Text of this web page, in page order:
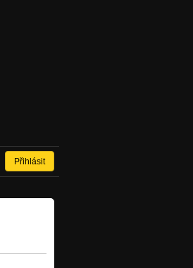
Přihlásit